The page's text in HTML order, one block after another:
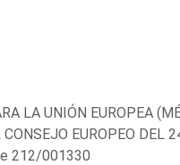
LA UNIÓN EUROPEA
EUROPEO DEL
212/001330